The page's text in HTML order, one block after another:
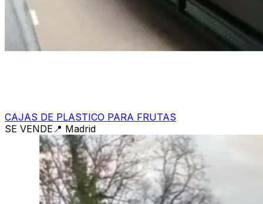
CAJAS DE PLASTICO PARA FRUTAS
SE VENDE 📍 Madrid